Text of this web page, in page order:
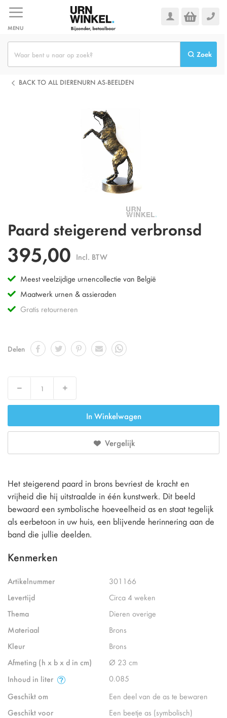
naar
de
inhoud
MENU
Zoek
BACK TO ALL DIERENURN AS-BEELDEN
Paard steigerend verbronsd
395,00 Incl. BTW
Meest veelzijdige urnencollectie van België
Maatwerk urnen & assieraden
Gratis retourneren
Delen
Decrease Increase
In Winkelwagen
Vergelijk
Het steigerend paard in brons bevriest de kracht en
vrijheid die hij uitstraalde in één kunstwerk. Dit beeld
bewaard een symbolische hoeveelheid as en staat tegelijk
als eerbetoon in uw huis, een blijvende herinnering aan de
band die jullie deelden.
Kenmerken
Artikelnummer
301166
Levertijd
Circa 4 weken
Thema
Dieren overige
Materiaal
Brons
Kleur
Brons
Afmeting (h x b x d in cm)
Ø 23 cm
Inhoud in liter
0.085
Geschikt om
Een deel van de as te bewaren
Geschikt voor
Een beetje as (symbolisch)